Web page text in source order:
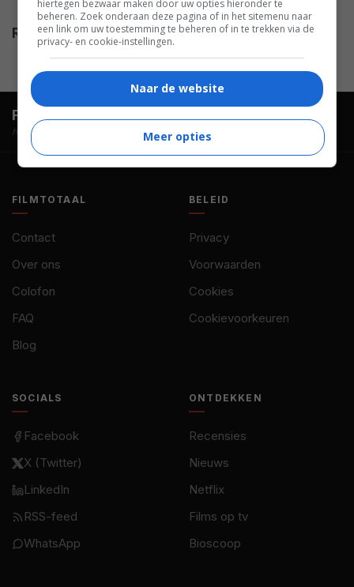
Pike, Lucy Robinson.
Release
03.10.1999
FilmTotaal.
hosted by
FILMTOTAAL
Contact
Over ons
Colofon
FAQ
Blog
BELEID
Privacy
Voorwaarden
Cookies
Cookievoorkeuren
SOCIALS
Facebook
X (Twitter)
LinkedIn
RSS-feed
WhatsApp
ONTDEKKEN
Recensies
Nieuws
Netflix
Films op tv
Bioscoop
hiertegen bezwaar maken door uw opties hieronder te
beheren. Zoek onderaan deze pagina of in het sitemenu naar
een link om uw toestemming te beheren of in te trekken via de
privacy- en cookie-instellingen.
Naar de website
Meer opties